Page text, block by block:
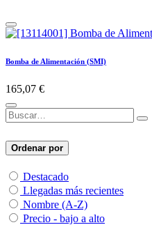
Bomba de Alimentación (SMI)
165,07 €
Ordenar por
Destacado
Llegadas más recientes
Nombre (A-Z)
Precio - bajo a alto